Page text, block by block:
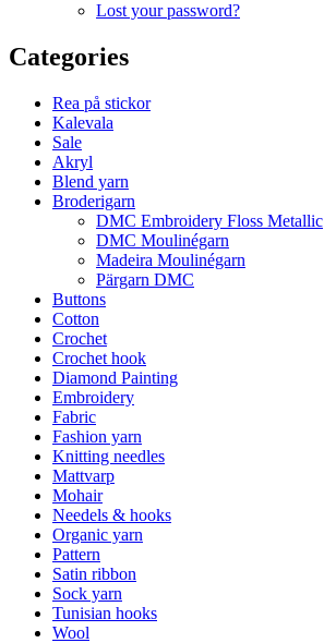
Lost your password?
Categories
Rea på stickor
Kalevala
Sale
Akryl
Blend yarn
Broderigarn
DMC Embroidery Floss Metallic
DMC Moulinégarn
Madeira Moulinégarn
Pärgarn DMC
Buttons
Cotton
Crochet
Crochet hook
Diamond Painting
Embroidery
Fabric
Fashion yarn
Knitting needles
Mattvarp
Mohair
Needels & hooks
Organic yarn
Pattern
Satin ribbon
Sock yarn
Tunisian hooks
Wool